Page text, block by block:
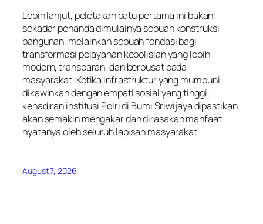
Lebih lanjut, peletakan batu pertama ini bukan
sekadar penanda dimulainya sebuah konstruksi
bangunan, melainkan sebuah fondasi bagi
transformasi pelayanan kepolisian yang lebih
modern, transparan, dan berpusat pada
masyarakat. Ketika infrastruktur yang mumpuni
dikawinkan dengan empati sosial yang tinggi,
kehadiran institusi Polri di Bumi Sriwijaya dipastikan
akan semakin mengakar dan dirasakan manfaat
nyatanya oleh seluruh lapisan masyarakat.
August 7, 2026